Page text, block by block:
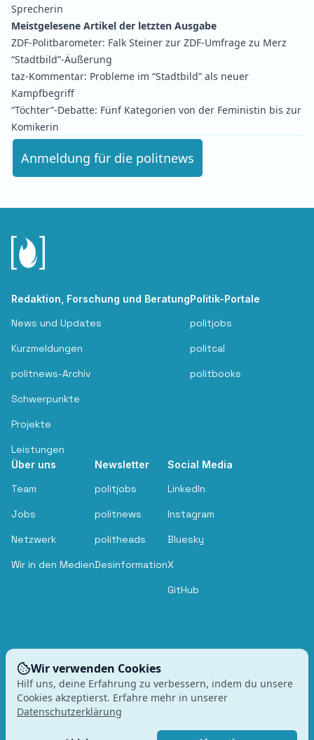
Sprecherin
Meistgelesene Artikel der letzten Ausgabe
ZDF-Politbarometer: Falk Steiner zur ZDF-Umfrage zu Merz
“Stadtbild”-Äußerung
taz-Kommentar: Probleme im “Stadtbild” als neuer
Kampfbegriff
“Töchter”-Debatte: Fünf Kategorien von der Feministin bis zur
Komikerin
Anmeldung für die politnews
Wir verwenden Cookies
Hilf uns, deine Erfahrung zu verbessern, indem du unsere
Cookies akzeptierst. Erfahre mehr in unserer
Datenschutzerklärung
Redaktion, Forschung und Beratung
News und Updates
Kurzmeldungen
politnews-Archiv
Schwerpunkte
Projekte
Leistungen
Politik-Portale
politjobs
politcal
politbooks
Über uns
Team
Jobs
Netzwerk
Wir in den Medien
Newsletter
politjobs
politnews
politheads
Desinformation
Social Media
LinkedIn
Instagram
Bluesky
X
GitHub